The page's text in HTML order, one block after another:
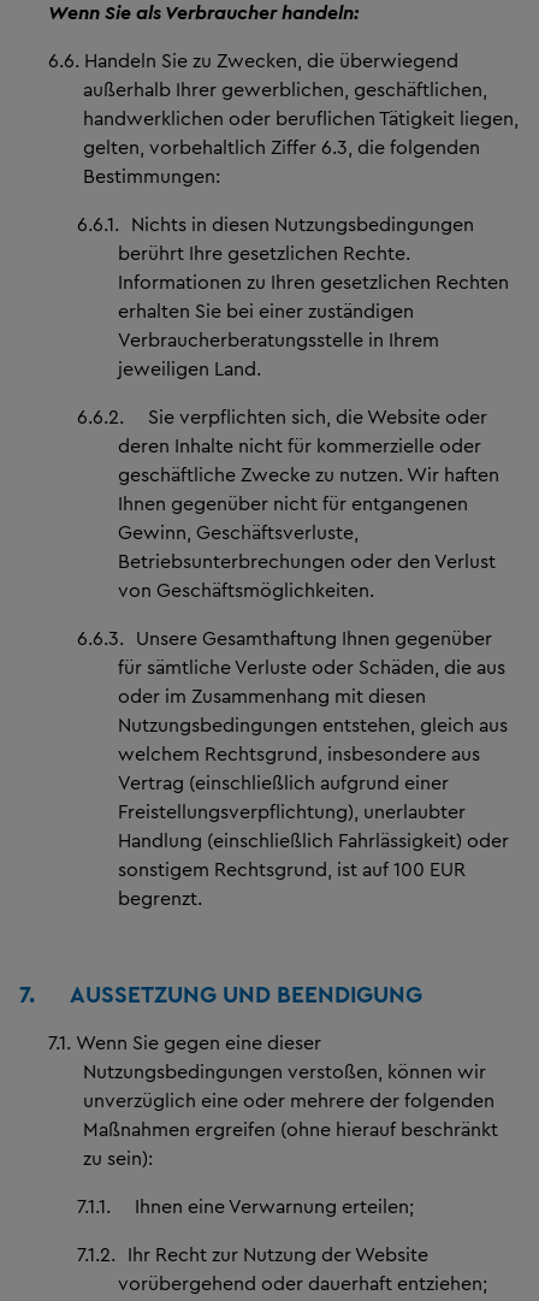
Wenn Sie als Verbraucher handeln:
6.6. Handeln Sie zu Zwecken, die überwiegend
außerhalb Ihrer gewerblichen, geschäftlichen,
handwerklichen oder beruflichen Tätigkeit liegen,
gelten, vorbehaltlich Ziffer 6.3, die folgenden
Bestimmungen:
6.6.1. Nichts in diesen Nutzungsbedingungen
berührt Ihre gesetzlichen Rechte.
Informationen zu Ihren gesetzlichen Rechten
erhalten Sie bei einer zuständigen
Verbraucherberatungsstelle in Ihrem
jeweiligen Land.
6.6.2. Sie verpflichten sich, die Website oder
deren Inhalte nicht für kommerzielle oder
geschäftliche Zwecke zu nutzen. Wir haften
Ihnen gegenüber nicht für entgangenen
Gewinn, Geschäftsverluste,
Betriebsunterbrechungen oder den Verlust
von Geschäftsmöglichkeiten.
6.6.3. Unsere Gesamthaftung Ihnen gegenüber
für sämtliche Verluste oder Schäden, die aus
oder im Zusammenhang mit diesen
Nutzungsbedingungen entstehen, gleich aus
welchem Rechtsgrund, insbesondere aus
Vertrag (einschließlich aufgrund einer
Freistellungsverpflichtung), unerlaubter
Handlung (einschließlich Fahrlässigkeit) oder
sonstigem Rechtsgrund, ist auf 100 EUR
begrenzt.
7. AUSSETZUNG UND BEENDIGUNG
7.1. Wenn Sie gegen eine dieser
Nutzungsbedingungen verstoßen, können wir
unverzüglich eine oder mehrere der folgenden
Maßnahmen ergreifen (ohne hierauf beschränkt
zu sein):
7.1.1. Ihnen eine Verwarnung erteilen;
7.1.2. Ihr Recht zur Nutzung der Website
vorübergehend oder dauerhaft entziehen;